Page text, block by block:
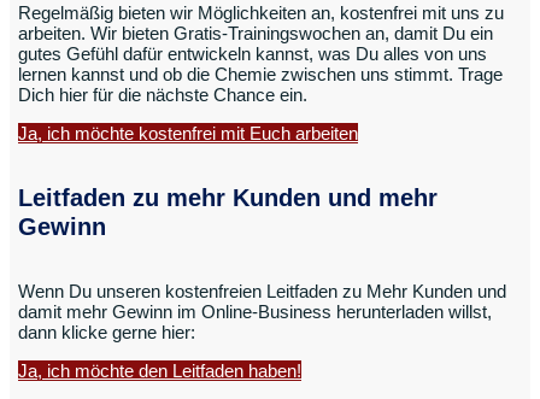
Regelmäßig bieten wir Möglichkeiten an, kostenfrei mit uns zu
arbeiten. Wir bieten Gratis-Trainingswochen an, damit Du ein
gutes Gefühl dafür entwickeln kannst, was Du alles von uns
lernen kannst und ob die Chemie zwischen uns stimmt. Trage
Dich hier für die nächste Chance ein.
Ja, ich möchte kostenfrei mit Euch arbeiten
Leitfaden zu mehr Kunden und mehr
Gewinn
Wenn Du unseren kostenfreien Leitfaden zu Mehr Kunden und
damit mehr Gewinn im Online-Business herunterladen willst,
dann klicke gerne hier:
Ja, ich möchte den Leitfaden haben!